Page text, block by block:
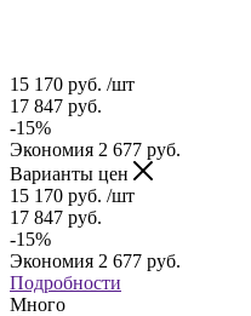
15 170 руб. /шт
17 847 руб.
-15%
Экономия 2 677 руб.
Варианты цен
15 170 руб. /шт
17 847 руб.
-15%
Экономия 2 677 руб.
Подробности
Много